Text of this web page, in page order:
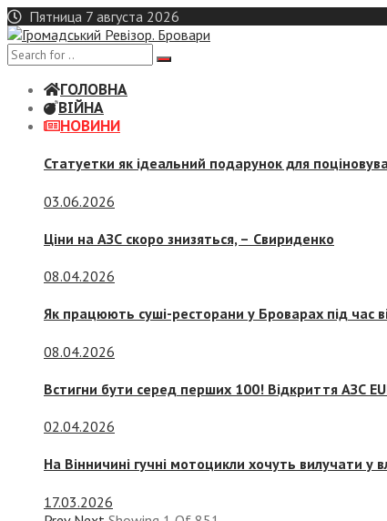
Skip
to
content
Пятница 7 августа 2026
ГОЛОВНА
ВІЙНА
НОВИНИ
Статуетки як ідеальний подарунок для
03.06.2026
Ціни на АЗС скоро знизяться, – Свириденко
08.04.2026
Як працюють суші-ресторани у Броварах під час
08.04.2026
Встигни бути серед перших 100! Відкриття АЗС
02.04.2026
На Вінничині гучні мотоцикли хочуть вилучати у
17.03.2026